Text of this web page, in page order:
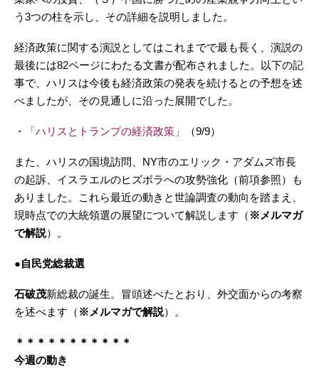
う3つの柱を示し、その詳細を説明しました。
経済政策に関する演説としてはこれまでで最も長く、演説の
最後には82ページにわたる文書が配布されました。以下の記
事で、ハリスは今後も経済政策の発表を続けるとの予想を述
べましたが、その見通しに沿った展開でした。
・ 「ハリスとトランプの経済政策」 （9/9）
また、ハリスの国境訪問、NY市のエリック・アダムズ市長
の起訴、イスラエルのヒズボラへの攻勢強化（前項参照）も
ありました。これら最近の動きと世論調査の動向を踏まえ、
現時点での大統領選の展望について解説します（ ※メルマガ
で解説）。
●自民党総裁選
石破茂新総裁の誕生。冒頭述べたとおり、外交面からの考察
を述べます（ ※メルマガで解説）。
＊＊＊＊＊＊＊＊＊＊＊
今週の動き